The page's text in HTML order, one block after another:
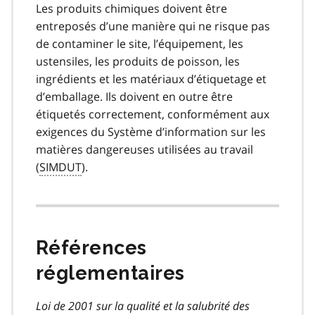
Les produits chimiques doivent être
entreposés d’une manière qui ne risque pas
de contaminer le site, l’équipement, les
ustensiles, les produits de poisson, les
ingrédients et les matériaux d’étiquetage et
d’emballage. Ils doivent en outre être
étiquetés correctement, conformément aux
exigences du Système d’information sur les
matières dangereuses utilisées au travail
(SIMDUT).
Références
réglementaires
Loi de 2001 sur la qualité et la salubrité des